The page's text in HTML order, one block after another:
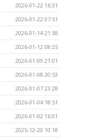
2026-01-22 16:31
2026-01-22 07:51
2026-01-14 21:38
2026-01-12 08:25
2026-01-09 21:01
2026-01-08 20:53
2026-01-07 23:28
2026-01-04 18:51
2026-01-02 16:01
2025-12-20 10:18